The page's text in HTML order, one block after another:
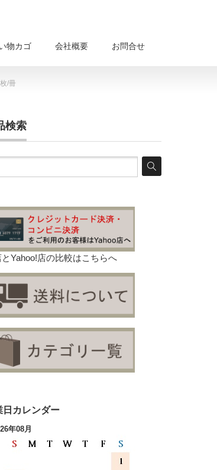
物カゴ 会社概要 お問合せ
/冊
検索
とYahoo!店の比較はこちらへ
日カレンダー
年08月